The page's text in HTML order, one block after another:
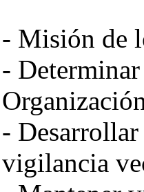
- Misión de
-
-
vigilancia